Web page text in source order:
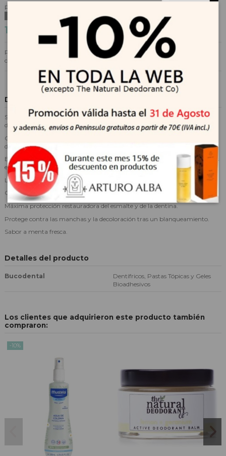
Referencia
No hay suficientes productos en stock
10,35 €
Pasta de dientes blanqueadora para aquellos pacientes que deseen
conservar el tono de sus dientes blanqueados.
Descripción
Su fórmula ofrece los menores valores abrasivos y maximiza la retención
de flúor por el esmalte.
Contiene 0,25% de fluoruro de sodio (que corresponde a aprox. 1.100 ppm
de iones de flúor).
Elimina las manchas superficiales, aclarando las piezas dentarias dos tonos
en sólo un mes y reduce la gingivitis.
Liberación de flúor rápida y eficaz.
Gran retención de flúor por parte del esmalte.
Máxima protección restauradora del esmalte y de la dentina.
Protege contra las manchas y la decoloración tras un blanqueamiento.
Sabor a menta fresca.
Detalles del producto
Bucodental
Dentífricos, Pastas Tópicas y Geles
Bioadhesivos
Los clientes que adquirieron este producto también
compraron:
-10%